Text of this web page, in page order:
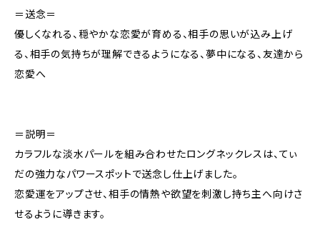
＝送念＝
優しくなれる、穏やかな恋愛が育める、相手の思いが込み上げ
る、相手の気持ちが理解できるようになる、夢中になる、友達から
恋愛へ
＝説明＝
カラフルな淡水パールを組み合わせたロングネックレスは、てぃ
だの強力なパワースポットで送念し仕上げました。
恋愛運をアップさせ、相手の情熱や欲望を刺激し持ち主へ向けさ
せるように導きます。